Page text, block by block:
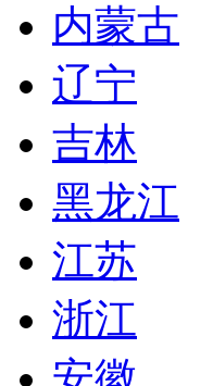
内蒙古
辽宁
吉林
黑龙江
江苏
浙江